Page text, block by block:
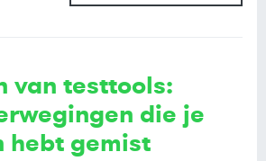
van testtools:
die je
hebt gemist